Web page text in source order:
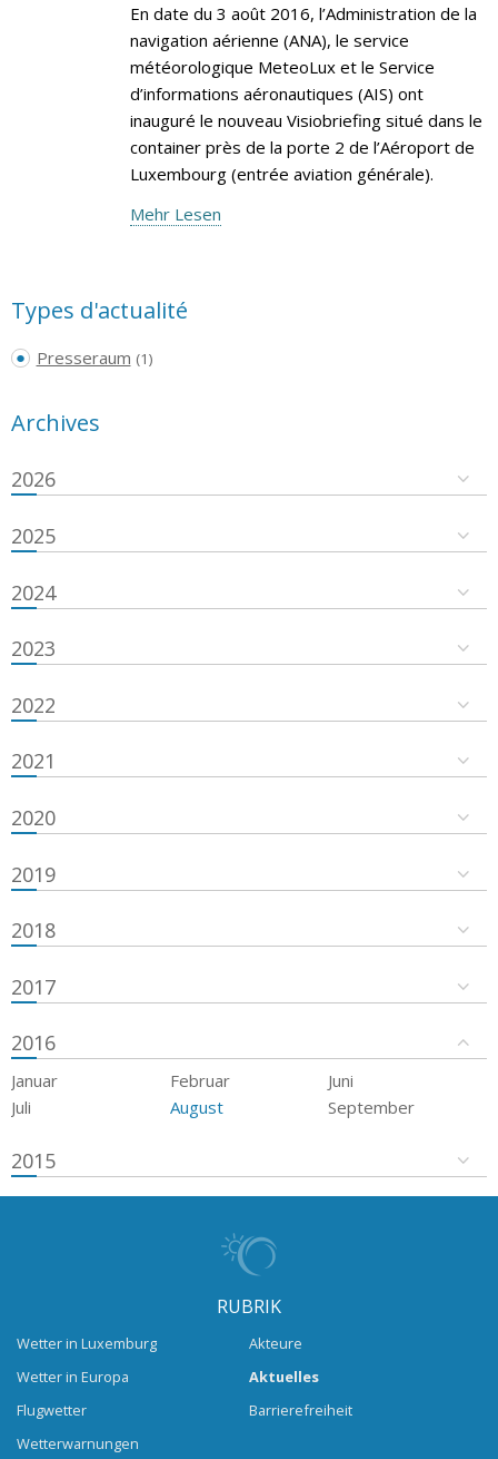
En date du 3 août 2016, l’Administration de la
navigation aérienne (ANA), le service
météorologique MeteoLux et le Service
d’informations aéronautiques (AIS) ont
inauguré le nouveau Visiobriefing situé dans le
container près de la porte 2 de l’Aéroport de
Luxembourg (entrée aviation générale).
Mehr Lesen
Types d'actualité
Presseraum (1)
Archives
2026
2025
2024
2023
2022
2021
2020
2019
2018
2017
2016
Januar Februar
Juni
Juli
August September
2015
RUBRIK
Wetter in Luxemburg
Wetter in Europa
Flugwetter
Wetterwarnungen
Akteure
Aktuelles
Barrierefreiheit